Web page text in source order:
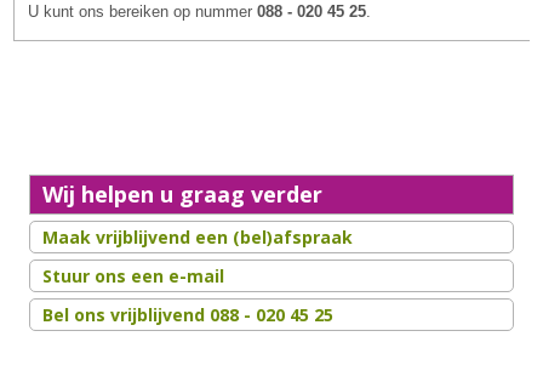
U kunt ons bereiken op nummer088 - 020 45 25
Wij helpen u graag verder
Maak vrijblijvend een (bel)afspraak
Stuur ons een e-mail
Bel ons vrijblijvend 088 - 020 45 25